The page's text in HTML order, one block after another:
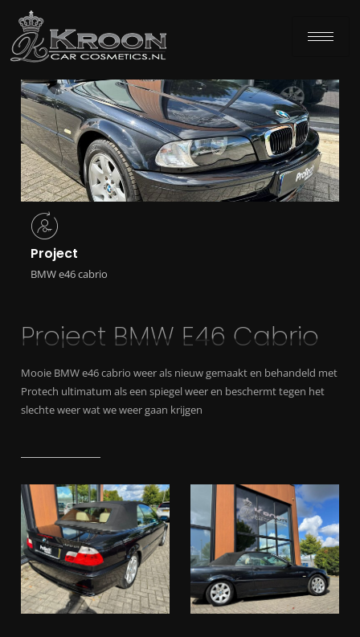
Project
BMW e46 cabrio
Project BMW E46 Cabrio
Mooie BMW e46 cabrio weer als nieuw gemaakt en behandeld met
Protech ultimatum als een spiegel weer en beschermt tegen het
slechte weer wat we weer gaan krijgen